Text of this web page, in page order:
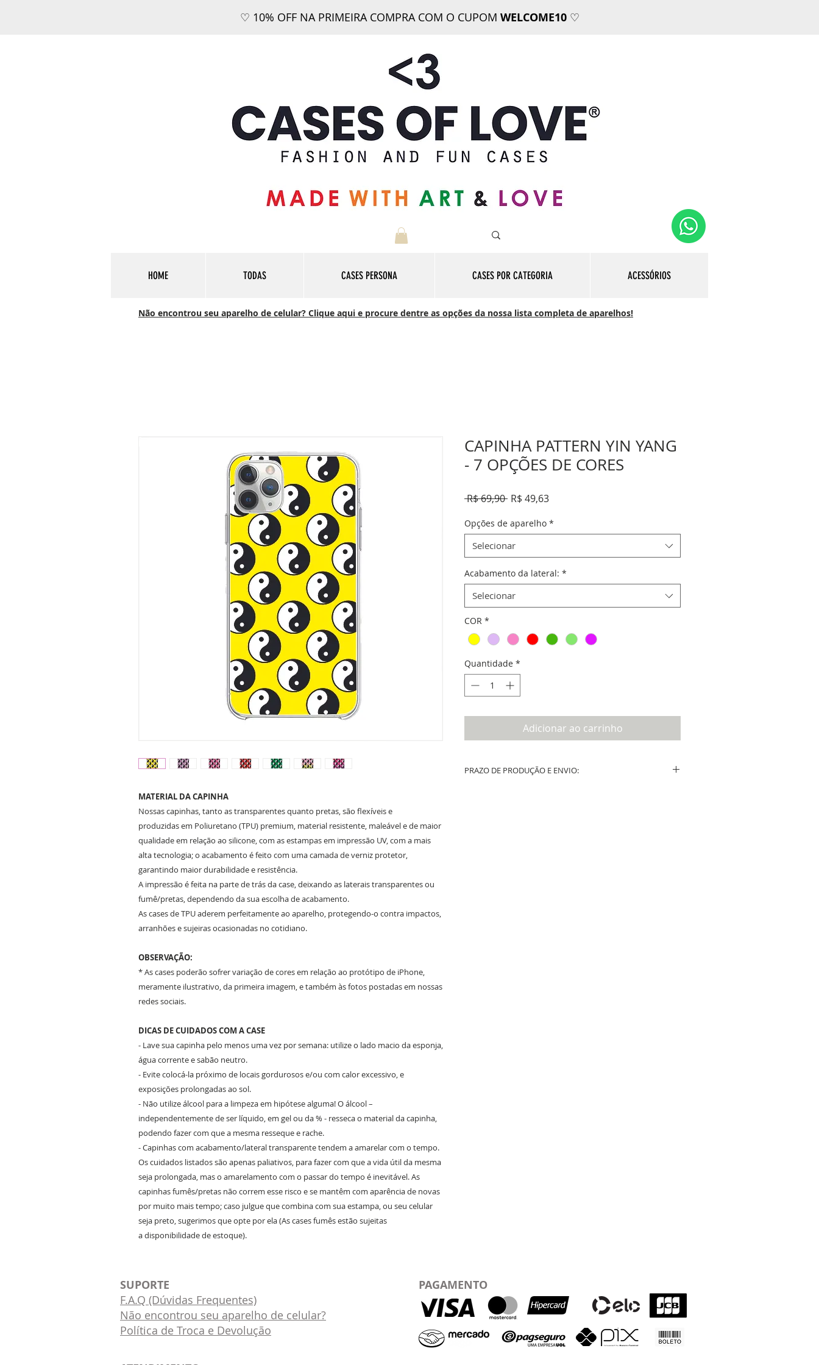
♡ 10% OFF NA PRIMEIRA COMPRA COM O CUPOM WELCOME10♡
HOME TODAS CASES PERSONA CASES POR CATEGORIA ACESSÓRIOS
Não encontrou seu aparelho de celular? Clique aqui e procure dentre as opções da nossa lista completa de aparelhos!
MATERIAL DA CAPINHA
Nossas capinhas, tanto as transparentes quanto pretas, são flexíveis e
produzidas em Poliuretano (TPU) premium, material resistente, maleável e de maior
qualidade em relação ao silicone, com as estampas em impressão UV, com a mais
alta tecnologia; o acabamento é feito com uma camada de verniz protetor,
garantindo maior durabilidade e resistência.
A impressão é feita na parte de trás da case, deixando as laterais transparentes ou
fumê/pretas, dependendo da sua escolha de acabamento.
As cases de TPU aderem perfeitamente ao aparelho, protegendo-o contra impactos,
arranhões e sujeiras ocasionadas no cotidiano.
OBSERVAÇÃO:
* As cases poderão sofrer variação de cores em relação ao protótipo de iPhone,
meramente ilustrativo, da primeira imagem, e também às fotos postadas em nossas
redes sociais.
DICAS DE CUIDADOS COM A CASE
- Lave sua capinha pelo menos uma vez por semana: utilize o lado macio da esponja,
água corrente e sabão neutro.
- Evite colocá-la próximo de locais gordurosos e/ou com calor excessivo, e
exposições prolongadas ao sol.
- Não utilize álcool para a limpeza em hipótese alguma! O álcool –
independentemente de ser líquido, em gel ou da % - resseca o material da capinha,
podendo fazer com que a mesma resseque e rache.
- Capinhas com acabamento/lateral transparente tendem a amarelar com o tempo.
Os cuidados listados são apenas paliativos, para fazer com que a vida útil da mesma
seja prolongada, mas o amarelamento com o passar do tempo é inevitável. As
capinhas fumês/pretas não correm esse risco e se mantêm com aparência de novas
por muito mais tempo; caso julgue que combina com sua estampa, ou seu celular
seja preto, sugerimos que opte por ela (As cases fumês estão sujeitas
a disponibilidade de estoque).
CAPINHA PATTERN YIN YANG
- 7 OPÇÕES DE CORES
R$ 69,90 Preço
R$ 49,63Preço
Opções de aparelho *
Selecionar
Acabamento da lateral: *
Selecionar
COR *
Quantidade *
Adicionar ao carrinho
PRAZO DE PRODUÇÃO E ENVIO:
SUPORTE
F.A.Q (Dúvidas Frequentes)
Não encontrou seu aparelho de celular?
Política de Troca e Devolução
PAGAMENTO